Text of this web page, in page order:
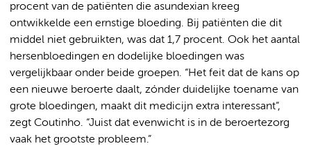
procent van de patiënten die asundexian kreeg
ontwikkelde een ernstige bloeding. Bij patiënten die dit
middel niet gebruikten, was dat 1,7 procent. Ook het aantal
hersenbloedingen en dodelijke bloedingen was
vergelijkbaar onder beide groepen. “Het feit dat de kans op
een nieuwe beroerte daalt, zónder duidelijke toename van
grote bloedingen, maakt dit medicijn extra interessant”,
zegt Coutinho. “Juist dat evenwicht is in de beroertezorg
vaak het grootste probleem.”